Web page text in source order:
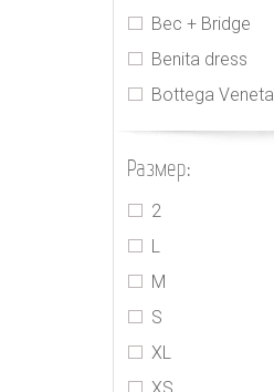
Bec + Bridge
Benita dress
Bottega Veneta
CDR
Cecilie Bahnsen
CHNL
Elie Tahari
Gucci
Houseofcb
Innika Choo
Isabel Marant
Размер:
2
L
M
S
XL